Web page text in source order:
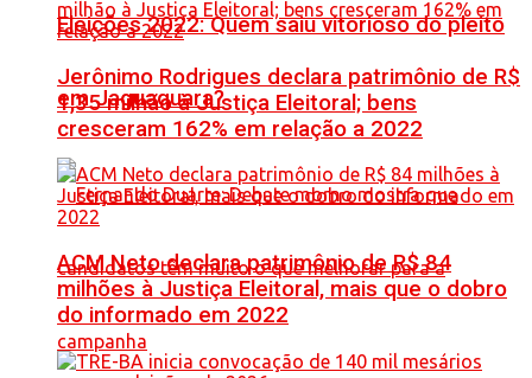
Eleições 2022: Quem saiu vitorioso do pleito
em Jaguaquara?
Jerônimo Rodrigues declara patrimônio de R$
1,35 milhão à Justiça Eleitoral; bens
cresceram 162% em relação a 2022
ACM Neto declara patrimônio de R$ 84
milhões à Justiça Eleitoral, mais que o dobro
do informado em 2022